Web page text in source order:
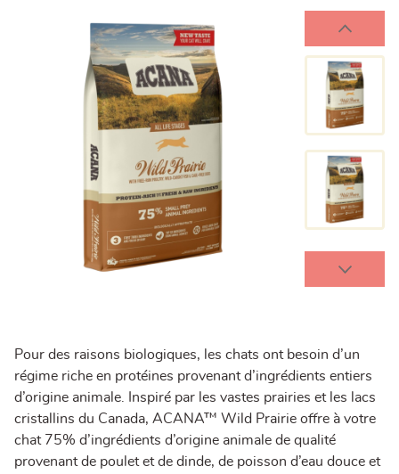
Pour des raisons biologiques, les chats ont besoin d’un
régime riche en protéines provenant d’ingrédients entiers
d’origine animale. Inspiré par les vastes prairies et les lacs
cristallins du Canada, ACANA™ Wild Prairie offre à votre
chat 75% d’ingrédients d’origine animale de qualité
provenant de poulet et de dinde, de poisson d’eau douce et